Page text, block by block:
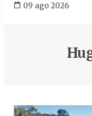
09 ago 2026